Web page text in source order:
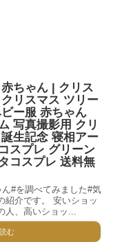
ちゃん | クリス
リスマス ツリー
ー服 赤ちゃん
写真撮影用 クリ
生記念 寝相アー
スプレ グリーン
コスプレ 送料無
#を調べてみました#気
紹介です。 安いショッ
人、高いショッ...
む